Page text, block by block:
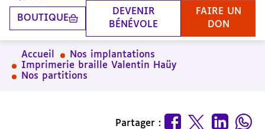
page
BOUTIQUE
DEVENIR
BÉNÉVOLE
FAIRE UN
DON
Accueil
Nos implantations
Imprimerie braille Valentin Haüy
Nos partitions
Partager :